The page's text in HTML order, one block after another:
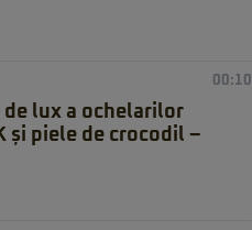
00:10
de lux a ochelarilor
și piele de crocodil –